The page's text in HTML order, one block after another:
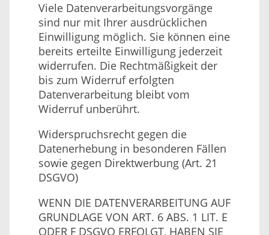
Viele Datenverarbeitungsvorgänge
sind nur mit Ihrer ausdrücklichen
Einwilligung möglich. Sie können eine
bereits erteilte Einwilligung jederzeit
widerrufen. Die Rechtmäßigkeit der
bis zum Widerruf erfolgten
Datenverarbeitung bleibt vom
Widerruf unberührt.
Widerspruchsrecht gegen die
Datenerhebung in besonderen Fällen
sowie gegen Direktwerbung (Art. 21
DSGVO)
WENN DIE DATENVERARBEITUNG AUF
GRUNDLAGE VON ART. 6 ABS. 1 LIT. E
ODER F DSGVO ERFOLGT, HABEN SIE